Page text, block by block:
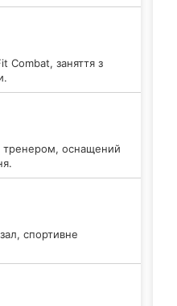
Combat, заняття з
тренером, оснащений
спортивне